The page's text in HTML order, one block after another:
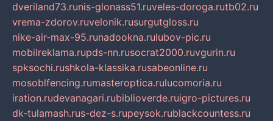
dveriland73.runis-glonass51.ruveles-doroga.rutb02.ru
vrema-zdorov.ruvelonik.rusurgutgloss.ru
nike-air-max-95.runadookna.rulubov-pic.ru
mobilreklama.rupds-nn.rusocrat2000.ruvgurin.ru
spksochi.rushkola-klassika.rusabeonline.ru
mosoblfencing.rumasteroptica.rulucomoria.ru
iration.rudevanagari.rubiblioverde.ruigro-pictures.ru
dk-tulamash.rus-dez-s.rupeysok.rublackcountess.ru